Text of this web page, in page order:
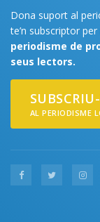
Dona suport al
te’n subscriptor
periodisme de
seus lectors.
AL PERIODISME